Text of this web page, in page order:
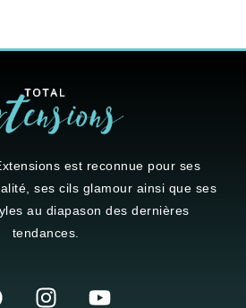
est reconnue pour ses
ses cils glamour ainsi que ses
au diapason des dernières
tendances.